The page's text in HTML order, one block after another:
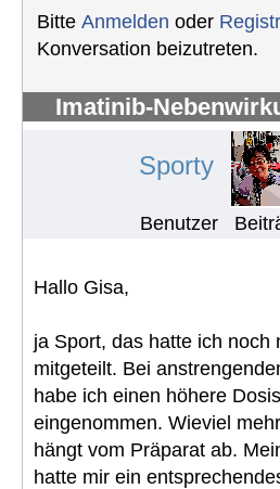
Bitte Anmelden oder
Konversation beizutreten.
Imatinib-
Sporty
Benutzer
Hallo Gisa,
ja Sport, das hatte ich noch
mitgeteilt. Bei
habe ich einen höhere Dosis
eingenommen. Wieviel
hängt vom Präparat ab.
hatte mir ein